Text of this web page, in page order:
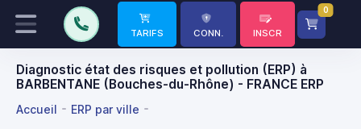
TARIFS CONN. INSCR
0
Diagnostic état des risques et pollution (ERP) à
BARBENTANE (Bouches-du-Rhône) - FRANCE ERP
Accueil ERP par ville